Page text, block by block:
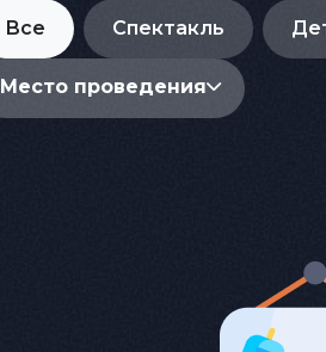
Все Спектакль
Место проведения